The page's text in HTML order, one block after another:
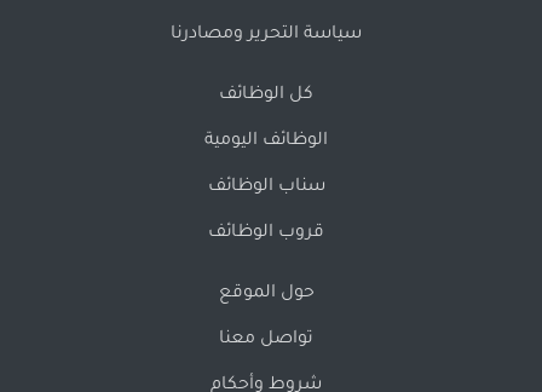
سياسة التحرير ومصادرنا
كل الوظائف
الوظائف اليومية
سناب الوظائف
قروب الوظائف
حول الموقع
تواصل معنا
شروط وأحكام